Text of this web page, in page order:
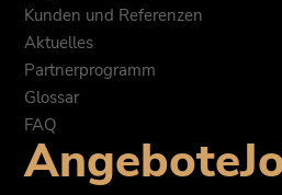
Kunden und Referenzen
Aktuelles
Partnerprogramm
Glossar
FAQ
Angebote